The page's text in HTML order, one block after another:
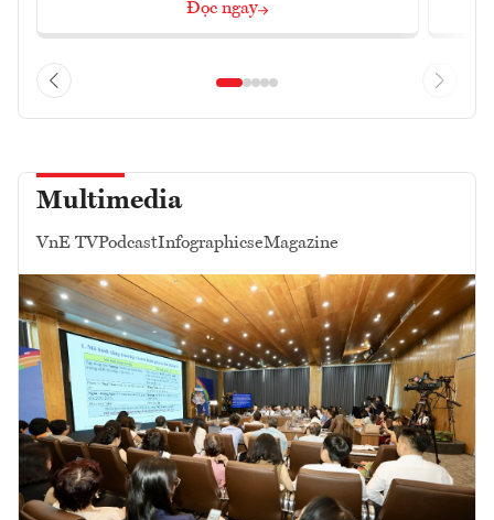
Đọc ngay
Multimedia
VnE TVPodcastInfographicseMagazine